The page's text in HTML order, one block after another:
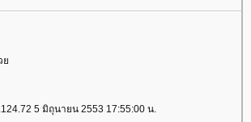
ว
5 มิถุนายน 2553 17:55:00 น.